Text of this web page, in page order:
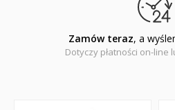
Zamów teraz, a
Dotyczy płatności on-line